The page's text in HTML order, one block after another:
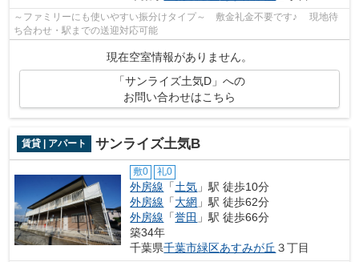
～ファミリーにも使いやすい振分けタイプ～ 敷金礼金不要です♪ 現地待
ち合わせ・駅までの送迎対応可能
現在空室情報がありません。
「サンライズ土気D」への
お問い合わせはこちら
賃貸 | アパート サンライズ土気B
敷0 礼0
外房線 「土気 」駅 徒歩10分
外房線 「大網 」駅 徒歩62分
外房線 「誉田 」駅 徒歩66分
築34年
千葉県千葉市緑区あすみが丘 ３丁目